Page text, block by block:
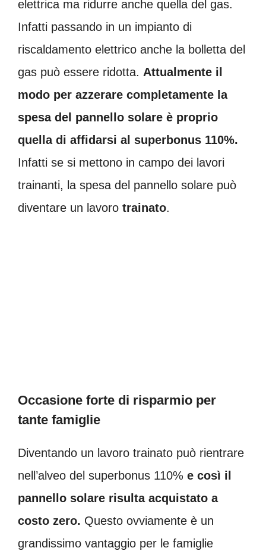
elettrica ma ridurre anche quella del gas.
Infatti passando in un impianto di
riscaldamento elettrico anche la bolletta del
gas può essere ridotta. Attualmente il
modo per azzerare completamente la
spesa del pannello solare è proprio
quella di affidarsi al superbonus 110%.
Infatti se si mettono in campo dei lavori
trainanti, la spesa del pannello solare può
diventare un lavoro trainato.
Occasione forte di risparmio per
tante famiglie
Diventando un lavoro trainato può rientrare
nell’alveo del superbonus 110% e così il
pannello solare risulta acquistato a
costo zero. Questo ovviamente è un
grandissimo vantaggio per le famiglie